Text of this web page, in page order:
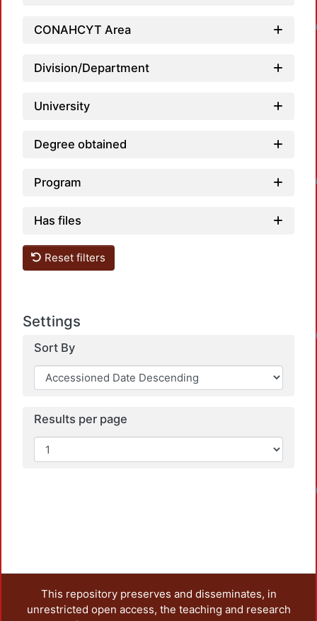
CONAHCYT Area
Division/Department
University
Degree obtained
Program
Has files
Reset filters
Settings
Sort By
Results per page
This repository preserves and disseminates, in
unrestricted open access, the teaching and research